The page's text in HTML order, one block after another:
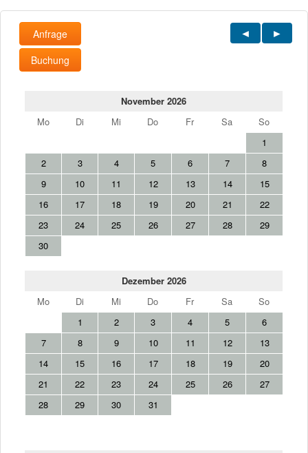
Anfrage
Buchung
November 2026
Mo
Di Mi Do Fr Sa
So
1
2
3 4 5 6 7
8
9
10 11 12 13 14
15
16
17 18 19 20 21
22
23
24 25 26 27 28
29
30
Dezember 2026
Mo
Di Mi Do Fr Sa
So
1
2 3 4 5
6
7
8 9 10 11 12
13
14
15 16 17 18 19
20
21
22 23 24 25 26
27
28
29 30 31